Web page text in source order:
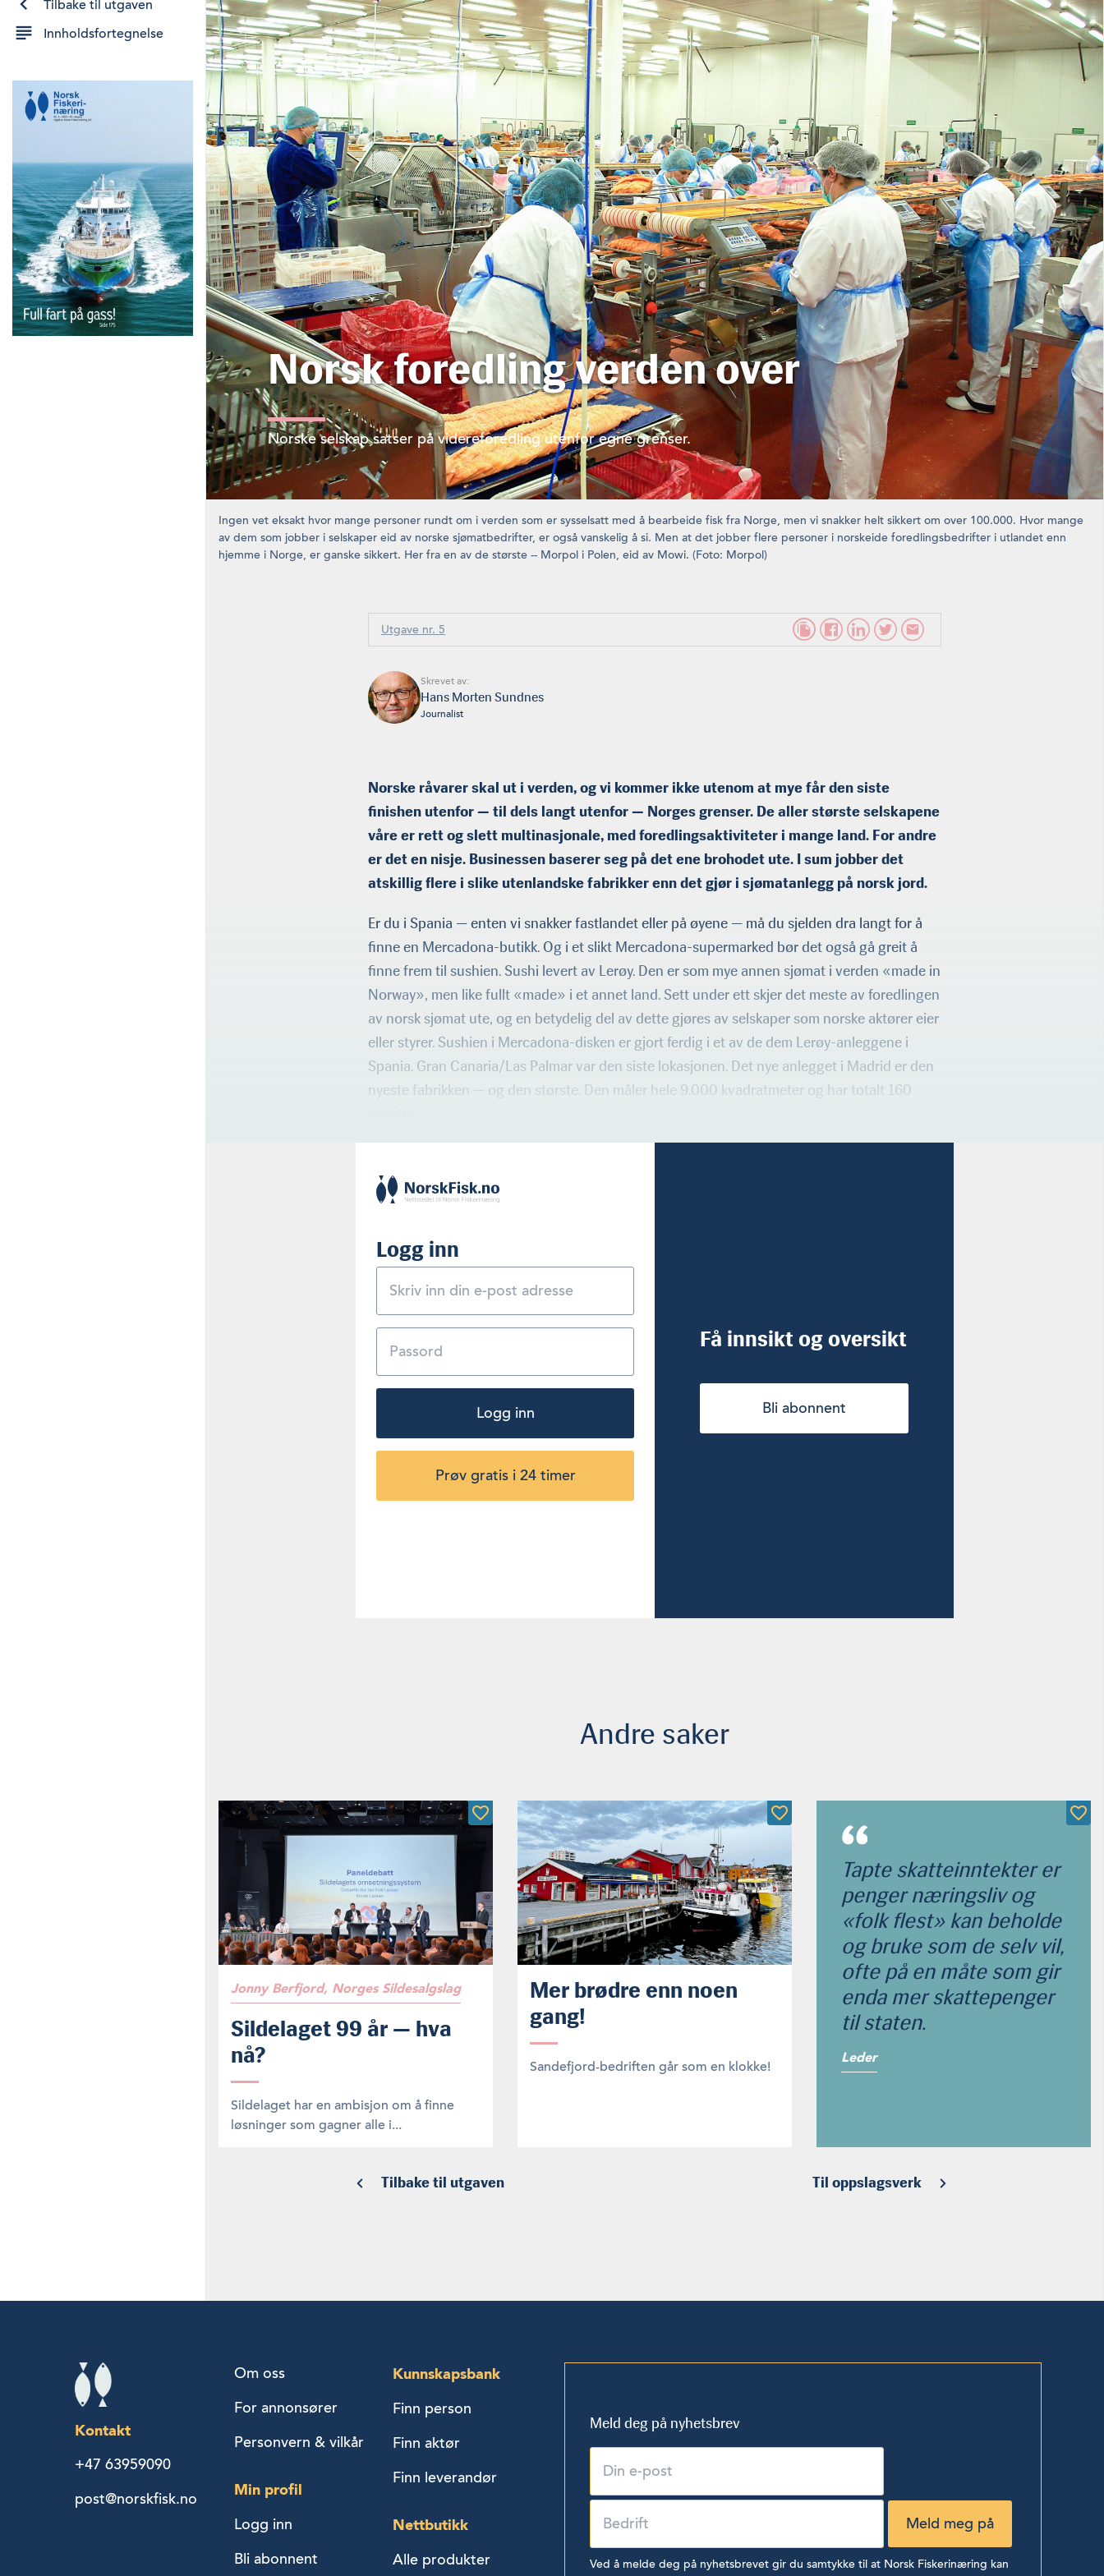
Tilbake til utgaven
Innholdsfortegnelse
Norsk foredling verden over
Norske selskap satser på videreforedling utenfor egne grenser.
Ingen vet eksakt hvor mange personer rundt om i verden som er sysselsatt med å bearbeide fisk fra Norge, men vi snakker helt sikkert om over 100.000. Hvor mange
av dem som jobber i selskaper eid av norske sjømatbedrifter, er også vanskelig å si. Men at det jobber flere personer i norskeide foredlingsbedrifter i utlandet enn
hjemme i Norge, er ganske sikkert. Her fra en av de største -- Morpol i Polen, eid av Mowi. (Foto: Morpol)
Utgave nr. 5
Skrevet av:
Hans Morten Sundnes
Journalist
Norske råvarer skal ut i verden, og vi kommer ikke utenom at mye får den siste
finishen utenfor — til dels langt utenfor — Norges grenser. De aller største selskapene
våre er rett og slett multinasjonale, med foredlingsaktiviteter i mange land. For andre
er det en nisje. Businessen baserer seg på det ene brohodet ute. I sum jobber det
atskillig flere i slike utenlandske fabrikker enn det gjør i sjømatanlegg på norsk jord.
Er du i Spania — enten vi snakker fastlandet eller på øyene — må du sjelden dra langt for å
finne en Mercadona-butikk. Og i et slikt Mercadona-supermarked bør det også gå greit å
finne frem til sushien. Sushi levert av Lerøy. Den er som mye annen sjømat i verden «made in
Norway», men like fullt «made» i et annet land. Sett under ett skjer det meste av foredlingen
av norsk sjømat ute, og en betydelig del av dette gjøres av selskaper som norske aktører eier
eller styrer. Sushien i Mercadona-disken er gjort ferdig i et av de dem Lerøy-anleggene i
Spania. Gran Canaria/Las Palmar var den siste lokasjonen. Det nye anlegget i Madrid er den
nyeste fabrikken — og den største. Den måler hele 9.000 kvadratmeter og har totalt 160
Logg inn
Logg inn
Prøv gratis i 24 timer
Få innsikt og oversikt
Bli abonnent
Andre saker
Jonny Berfjord, Norges Sildesalgslag
Sildelaget 99 år — hva
nå?
Sildelaget har en ambisjon om å finne
løsninger som gagner alle i...
Mer brødre enn noen
gang!
Sandefjord-bedriften går som en klokke!
Tapte skatteinntekter er
penger næringsliv og
«folk flest» kan beholde
og bruke som de selv vil,
ofte på en måte som gir
enda mer skattepenger
til staten.
Leder
Tilbake til utgaven Til oppslagsverk
Kontakt
+47 63959090
post@norskfisk.no
Om oss
For annonsører
Personvern & vilkår
Min profil
Logg inn
Bli abonnent
Kunnskapsbank
Finn person
Finn aktør
Finn leverandør
Nettbutikk
Alle produkter
Meld deg på nyhetsbrev
Ved å melde deg på nyhetsbrevet gir du samtykke til at Norsk Fiskerinæring kan